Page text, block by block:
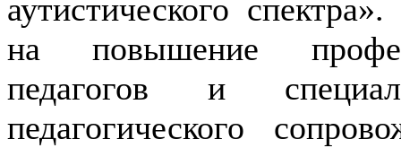
аутистического
на повышение
педагогов и
педагогического